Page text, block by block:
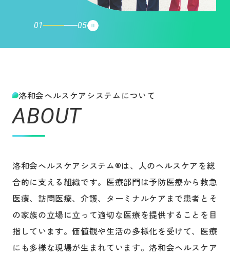
01 05
洛和会ヘルスケアシステムについて
ABOUT
洛和会ヘルスケアシステム®︎は、人のヘルスケアを総
合的に支える組織です。医療部門は予防医療から救急
医療、訪問医療、介護、ターミナルケアまで患者とそ
の家族の立場に立って適切な医療を提供することを目
指しています。価値観や生活の多様化を受けて、医療
にも多様な現場が生まれています。洛和会ヘルスケア